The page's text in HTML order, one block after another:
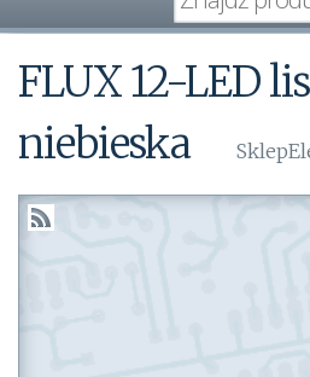
FLUX 12-LED
niebieska